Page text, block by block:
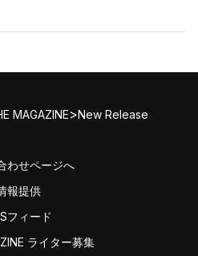
MAGAZINE>New Release
わせページへ
報提供
フィード
ライター募集